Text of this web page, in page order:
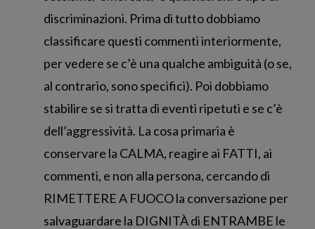
discriminazioni. Prima di tutto dobbiamo
classificare questi commenti interiormente,
per vedere se c’è una qualche ambiguità (o se,
al contrario, sono specifici). Poi dobbiamo
stabilire se si tratta di eventi ripetuti e se c’è
dell’aggressività. La cosa primaria è
conservare la CALMA, reagire ai FATTI, ai
commenti, e non alla persona, cercando di
RIMETTERE A FUOCO la conversazione per
salvaguardare la DIGNITÀ di ENTRAMBE le